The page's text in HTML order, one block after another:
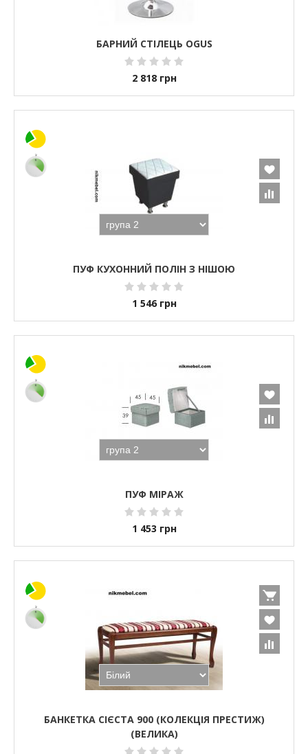
БАРНИЙ СТІЛЕЦЬ OGUS
2 818 грн
ПУФ КУХОННИЙ ПОЛІН З НІШОЮ
1 546 грн
ПУФ МІРАЖ
1 453 грн
БАНКЕТКА СІЄСТА 900 (КОЛЕКЦІЯ ПРЕСТИЖ)
(ВЕЛИКА)